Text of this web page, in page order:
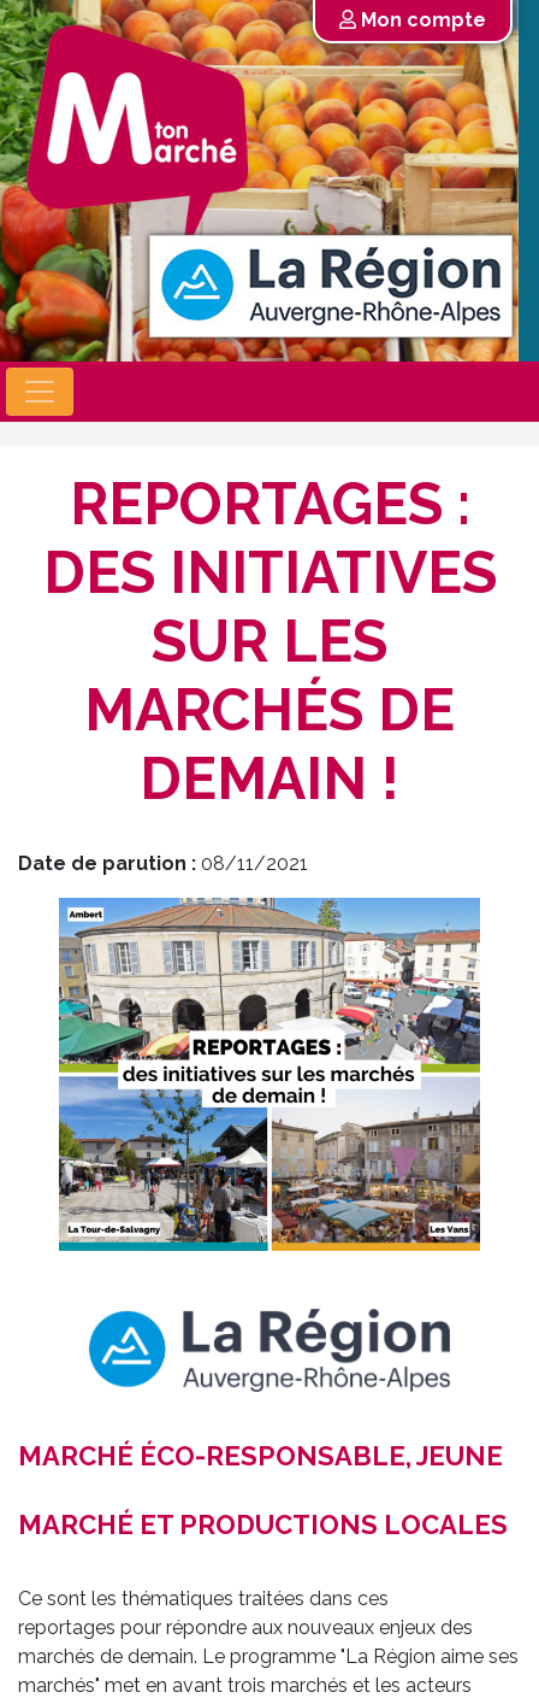
Mon compte
REPORTAGES :
DES INITIATIVES
SUR LES
MARCHÉS DE
DEMAIN !
Date de parution : 08/11/2021
MARCHÉ ÉCO-RESPONSABLE, JEUNE
MARCHÉ ET PRODUCTIONS LOCALES
Ce sont les thématiques traitées dans ces
reportages pour répondre aux nouveaux enjeux des
marchés de demain. Le programme "La Région aime ses
marchés" met en avant trois marchés et les acteurs